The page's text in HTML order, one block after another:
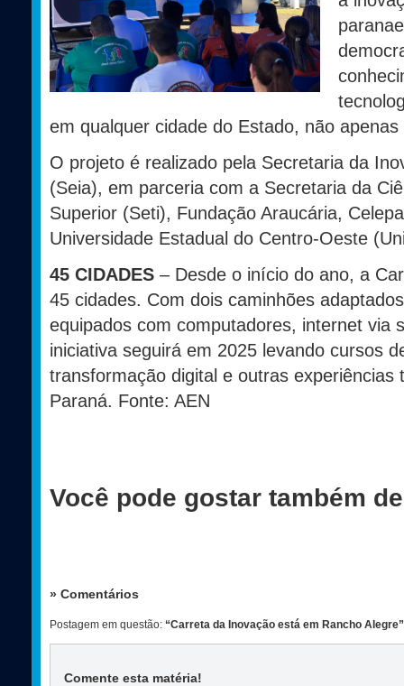
em qualquer cidade do Estado, não
O projeto é realizado pela Secretaria da
(Seia), em parceria com a Secretaria da
Superior (Seti), Fundação Araucária,
Universidade Estadual do Centro-Oeste
45 CIDADES – Desde o início do ano, a
45 cidades. Com dois caminhões
equipados com computadores, internet via
iniciativa seguirá em 2025 levando cursos
transformação digital e outras experiências
Paraná. Fonte: AEN
Você pode gostar também
» Comentários
Postagem em questão: “Carreta da Inovação está em Rancho Alegre”
Comente esta matéria!